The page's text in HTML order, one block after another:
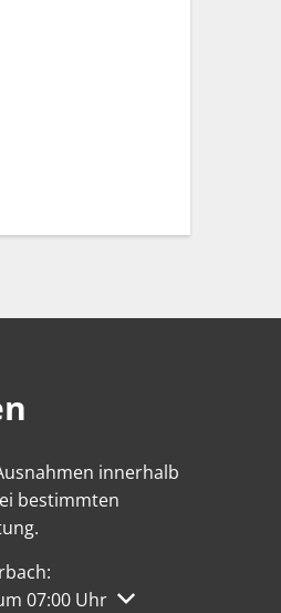
innerhalb
bestimmten
oder Schließzeiten
07:00 Uhr